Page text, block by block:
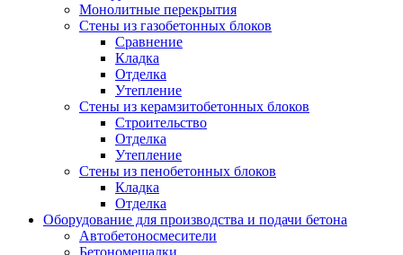
Монолитные перекрытия
Стены из газобетонных блоков
Сравнение
Кладка
Отделка
Утепление
Стены из керамзитобетонных блоков
Строительство
Отделка
Утепление
Стены из пенобетонных блоков
Кладка
Отделка
Оборудование для производства и подачи бетона
Автобетоносмесители
Бетономешалки